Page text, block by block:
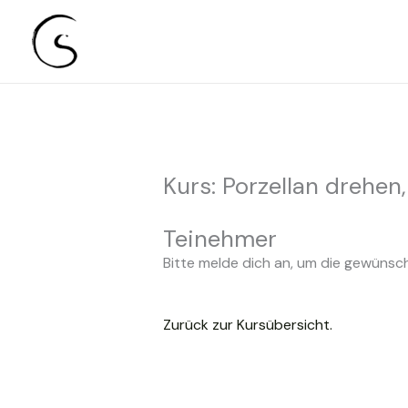
Kurs: Porzellan
Teinehmer
Bitte melde dich an, um die
Zurück zur Kursübersicht.